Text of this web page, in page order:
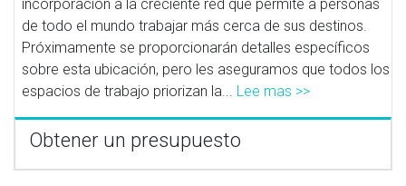
incorporación a la creciente red que permite a personas
de todo el mundo trabajar más cerca de sus destinos.
Próximamente se proporcionarán detalles específicos
sobre esta ubicación, pero les aseguramos que todos los
espacios de trabajo priorizan la... Lee mas >>
Obtener un presupuesto